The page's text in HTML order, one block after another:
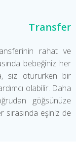
Transfer
rahat ve
bebeğiniz her
siz otururken bir
olabilir. Daha
göğsünüze
eşiniz de